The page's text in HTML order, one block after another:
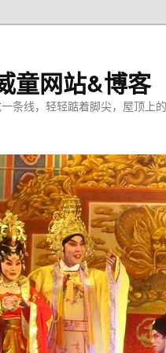
童网站&博客
条线，轻轻踮着脚尖，屋顶上